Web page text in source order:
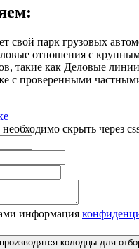
свой парк грузовых
отношения с
такие как Деловые
с проверенными
скрыть через
информация
колодцы для